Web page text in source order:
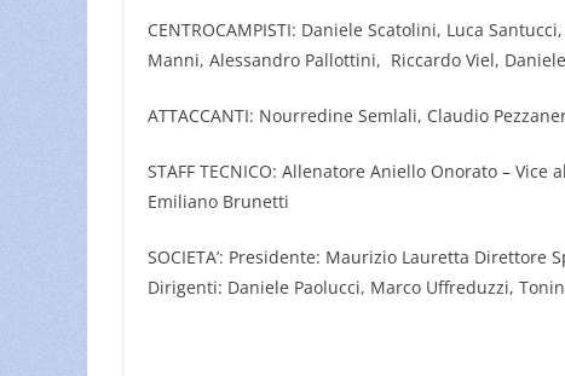
CENTROCAMPISTI: Daniele Scatolini, Luca
Manni, Alessandro Pallottini, Riccardo Viel,
ATTACCANTI: Nourredine Semlali, Claudio
STAFF TECNICO: Allenatore Aniello Onorato –
Emiliano Brunetti
SOCIETA’: Presidente: Maurizio Lauretta
Dirigenti: Daniele Paolucci, Marco Uffreduzzi,